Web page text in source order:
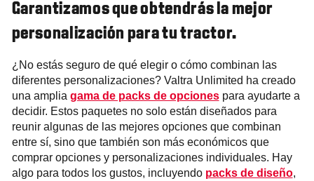
Garantizamos que obtendrás la mejor
personalización para tu tractor.
¿No estás seguro de qué elegir o cómo combinan las
diferentes personalizaciones? Valtra Unlimited ha creado
una amplia gama de packs de opciones para ayudarte a
decidir. Estos paquetes no solo están diseñados para
reunir algunas de las mejores opciones que combinan
entre sí, sino que también son más económicos que
comprar opciones y personalizaciones individuales. Hay
algo para todos los gustos, incluyendo packs de diseño,